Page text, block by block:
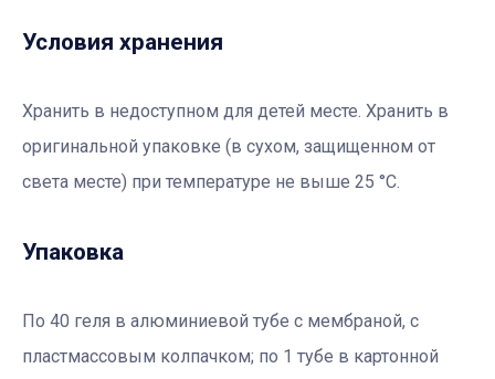
Условия хранения
Хранить в недоступном для детей месте. Хранить в
оригинальной упаковке (в сухом, защищенном от
света месте) при температуре не выше 25 °С.
Упаковка
По 40 геля в алюминиевой тубе с мембраной, с
пластмассовым колпачком; по 1 тубе в картонной